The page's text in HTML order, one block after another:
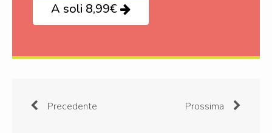
A soli 8,99€
Precedente Prossima